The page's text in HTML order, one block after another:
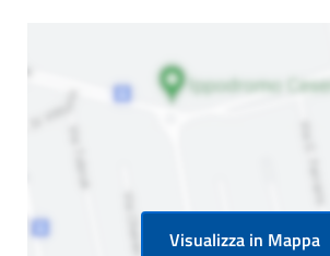
Visualizza in Mappa